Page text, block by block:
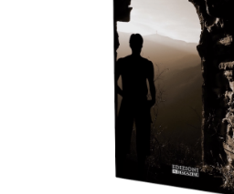
AGGIUNGI AL CARRELLO